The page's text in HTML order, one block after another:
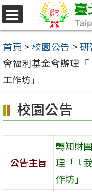
跳
至
主
要
內
區
首頁 > 校園公告 > 研
會福利基金會辦理
工作坊」
校園公告
公告主旨
轉知財
理「『
作坊」
選
單